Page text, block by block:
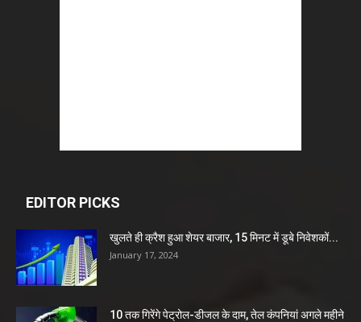
EDITOR PICKS
खुलते ही क्रैश हुआ शेयर बाजार, 15 मिनट में डूबे निवेशकों...
January 17, 2024
10 तक गिरेंगे पेट्रोल-डीजल के दाम, तेल कंपनियां अगले महीने